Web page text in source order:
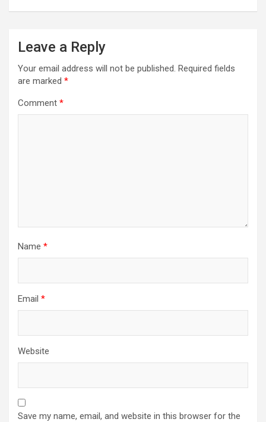
Leave a Reply
Your email address will not be published. Required fields
are marked *
Comment *
Name *
Email *
Website
Save my name, email, and website in this browser for the